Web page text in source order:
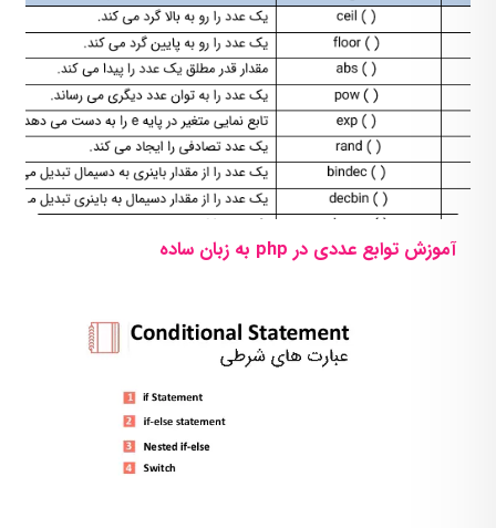
آموزش توابع عددی در php به زبان ساده